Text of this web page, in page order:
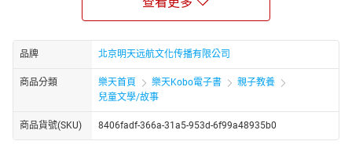
ages, it has been considered a children’s novel since themid-
yearold orphan girl who is mistakenly sent to Matthew and Marilla
Cuthbert,a middleaged brother and sister who had intended to
adopt a boy to help them ontheir farm in Prince Edward Island.
Since publication, Anne of Green Gables has sold more than 50
millioncopies and has been translated into 20 languages."
品牌 北京明天远航文化传播有限公司
商品分類 樂天首頁 樂天Kobo電子書
親子教養
兒童文學/故事
商品貨號(SKU) 8406fadf-366a-31a5-953d-6f99a48935b0